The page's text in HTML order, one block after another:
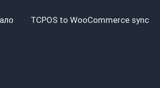
TCPOS to WooCommerce sync